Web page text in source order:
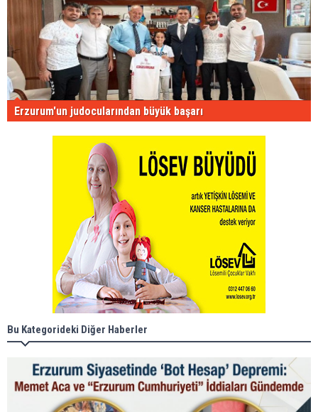
Erzurum'un judocularından büyük başarı
Bu Kategorideki Diğer Haberler